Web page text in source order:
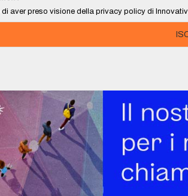
di aver preso visione della privacy policy di